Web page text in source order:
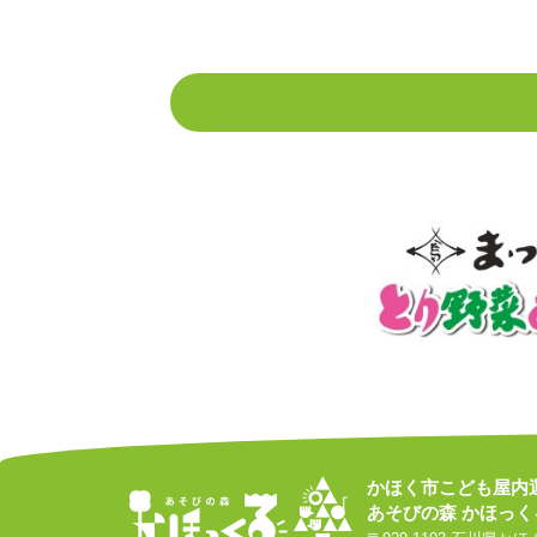
かほく市こども屋内
あそびの森 かほっく